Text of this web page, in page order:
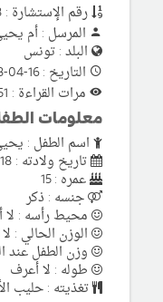
رقم الإستشارة : 4248
المرسل : أم
البلد : تونس
التاريخ : 16-04-2018
مرات القراءة : 10351
معلومات
اسم الطفل :
تاريخ ولادته : 0/04/2018
عمره : 15
جنسه : ذكر
محيط رأسه : لا
الوزن الحالي :
وزن الطفل عند
طوله : لا أعرف
تغذيته : حليب